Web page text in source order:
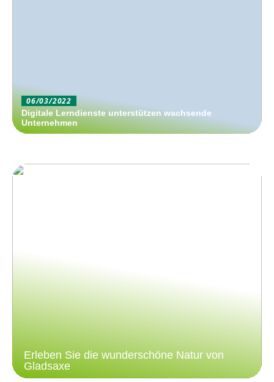
06/03/2022
Digitale Lerndienste unterstützen wachsende
Unternehmen
Erleben Sie die wunderschöne Natur von
Gladsaxe